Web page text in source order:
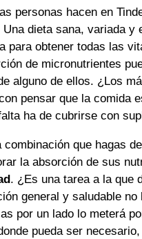
personas hacen en
Una dieta sana, variada
para obtener todas las
de micronutrientes
alguno de ellos. ¿Los
pensar que la comida
ha de cubrirse con
que hagas
la absorción de sus
. ¿Es una tarea a la que
general y saludable
por un lado lo meterá
pueda ser